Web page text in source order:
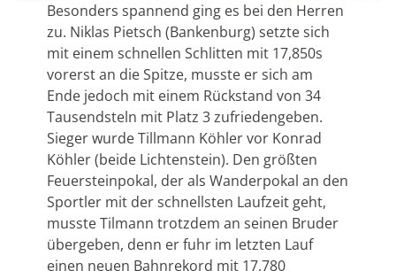
Besonders spannend ging es bei den Herren
zu. Niklas Pietsch (Bankenburg) setzte sich
mit einem schnellen Schlitten mit 17,850s
vorerst an die Spitze, musste er sich am
Ende jedoch mit einem Rückstand von 34
Tausendsteln mit Platz 3 zufriedengeben.
Sieger wurde Tillmann Köhler vor Konrad
Köhler (beide Lichtenstein). Den größten
Feuersteinpokal, der als Wanderpokal an den
Sportler mit der schnellsten Laufzeit geht,
musste Tilmann trotzdem an seinen Bruder
übergeben, denn er fuhr im letzten Lauf
einen neuen Bahnrekord mit 17,780